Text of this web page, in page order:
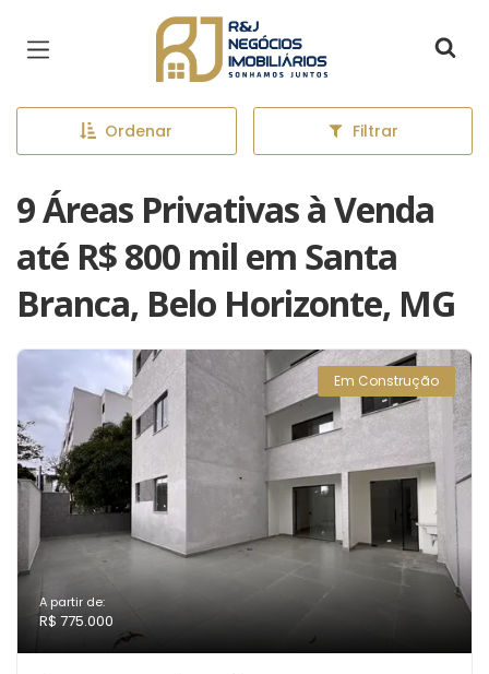
Página inicial
Ordenar Filtrar
9 Áreas Privativas à Venda
até R$ 800 mil em Santa
Branca, Belo Horizonte, MG
Em Construção
A partir de:
R$ 775.000